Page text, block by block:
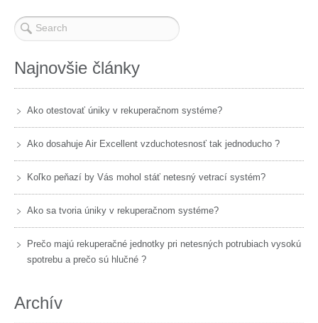
Najnovšie články
Ako otestovať úniky v rekuperačnom systéme?
Ako dosahuje Air Excellent vzduchotesnosť tak jednoducho ?
Koľko peňazí by Vás mohol stáť netesný vetrací systém?
Ako sa tvoria úniky v rekuperačnom systéme?
Prečo majú rekuperačné jednotky pri netesných potrubiach vysokú
spotrebu a prečo sú hlučné ?
Archív